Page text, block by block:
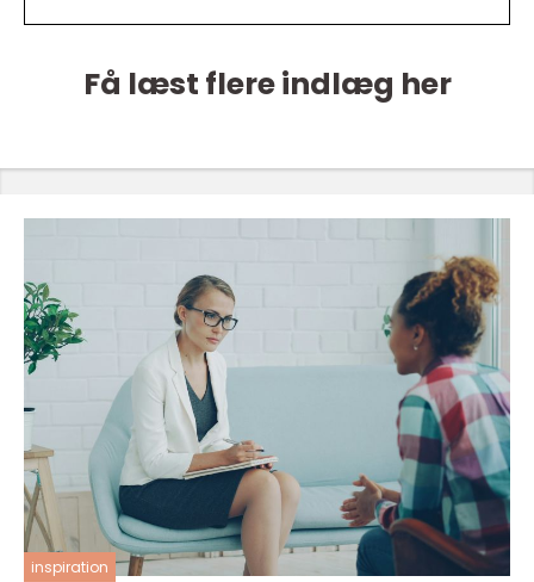
Få læst flere indlæg her
inspiration